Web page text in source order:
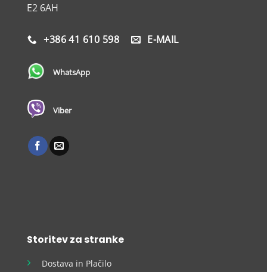
E2 6AH
+386 41 610 598 E-MAIL
WhatsApp
Viber
Storitev za stranke
Dostava in Plačilo